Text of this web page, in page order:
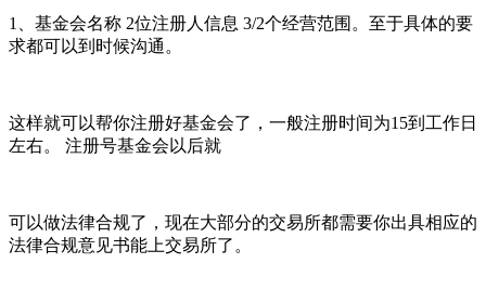
1、基金会名称 2位注册人信息 3/2个经营范围。至于具体的要
求都可以到时候沟通。
这样就可以帮你注册好基金会了，一般注册时间为15到工作日
左右。 注册号基金会以后就
可以做法律合规了，现在大部分的交易所都需要你出具相应的
法律合规意见书能上交易所了。